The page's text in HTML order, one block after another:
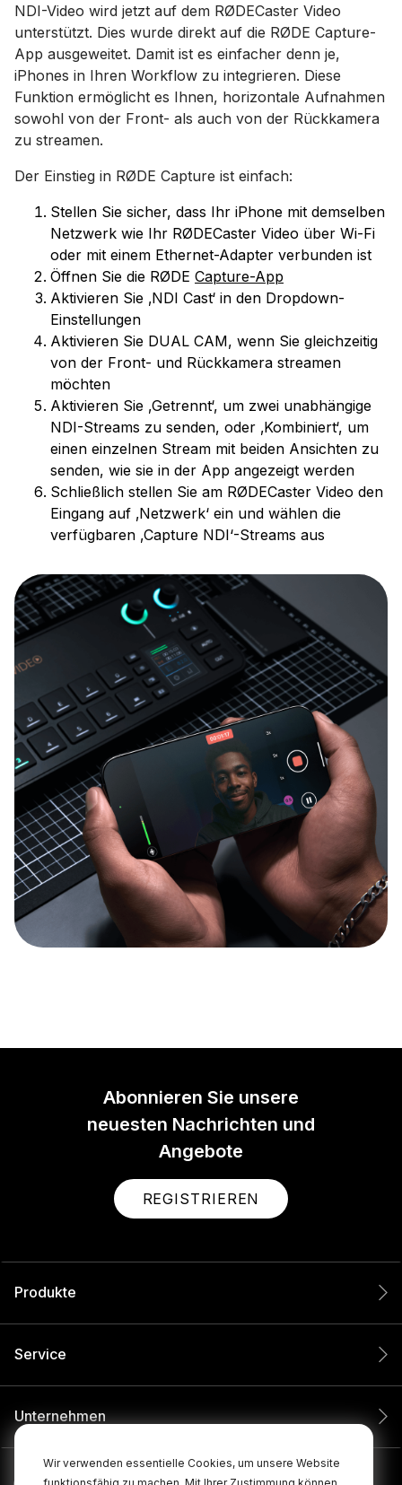
Wir verwenden essentielle Cookies, um unsere Website
NDI-Video wird jetzt auf dem RØDECaster Video
unterstützt. Dies wurde direkt auf die RØDE Capture-
App ausgeweitet. Damit ist es einfacher denn je,
iPhones in Ihren Workflow zu integrieren. Diese
Funktion ermöglicht es Ihnen, horizontale Aufnahmen
sowohl von der Front- als auch von der Rückkamera
zu streamen.
Der Einstieg in RØDE Capture ist einfach:
Stellen Sie sicher, dass Ihr iPhone mit demselben
Netzwerk wie Ihr RØDECaster Video über Wi-Fi
oder mit einem Ethernet-Adapter verbunden ist
Öffnen Sie die RØDE Capture-App
Aktivieren Sie ‚NDI Cast‘ in den Dropdown-
Einstellungen
Aktivieren Sie DUAL CAM, wenn Sie gleichzeitig
von der Front- und Rückkamera streamen
möchten
Aktivieren Sie ‚Getrennt‘, um zwei unabhängige
NDI-Streams zu senden, oder ‚Kombiniert‘, um
einen einzelnen Stream mit beiden Ansichten zu
senden, wie sie in der App angezeigt werden
Schließlich stellen Sie am RØDECaster Video den
Eingang auf ‚Netzwerk‘ ein und wählen die
verfügbaren ‚Capture NDI‘-Streams aus
Abonnieren Sie unsere
neuesten Nachrichten und
Angebote
REGISTRIEREN
Produkte
Service
Unternehmen